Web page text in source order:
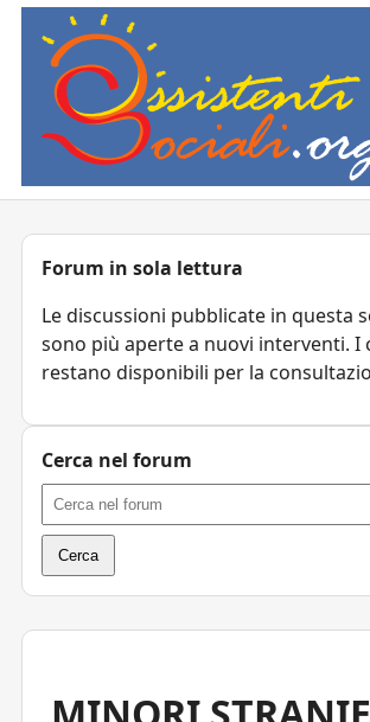
Forum in sola lettura
Le discussioni pubblicate in questa
sono più aperte a nuovi interventi. I
restano disponibili per la
Cerca nel forum
Cerca